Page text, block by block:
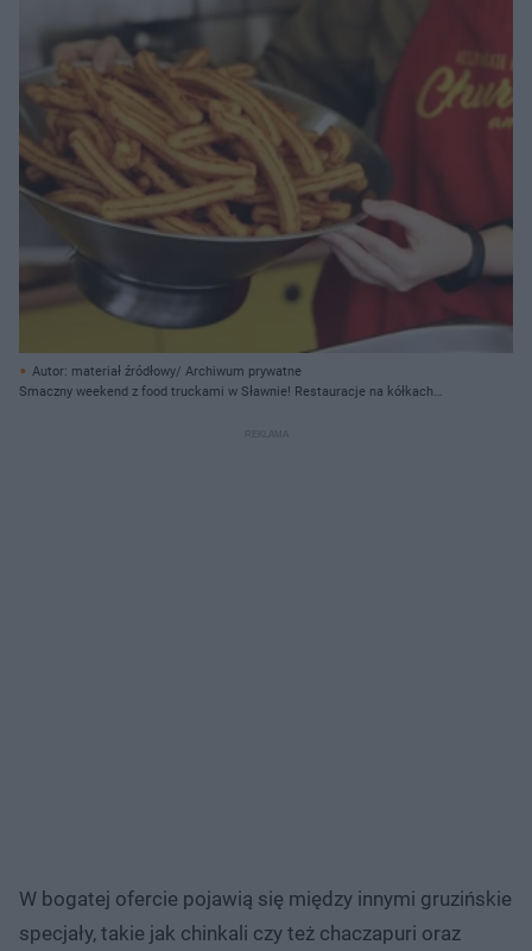
Autor: materiał źródłowy/ Archiwum prywatne
Smaczny weekend z food truckami w Sławnie! Restauracje na kółkach
W bogatej ofercie pojawią się między innymi gruzińskie
specjały, takie jak chinkali czy też chaczapuri oraz